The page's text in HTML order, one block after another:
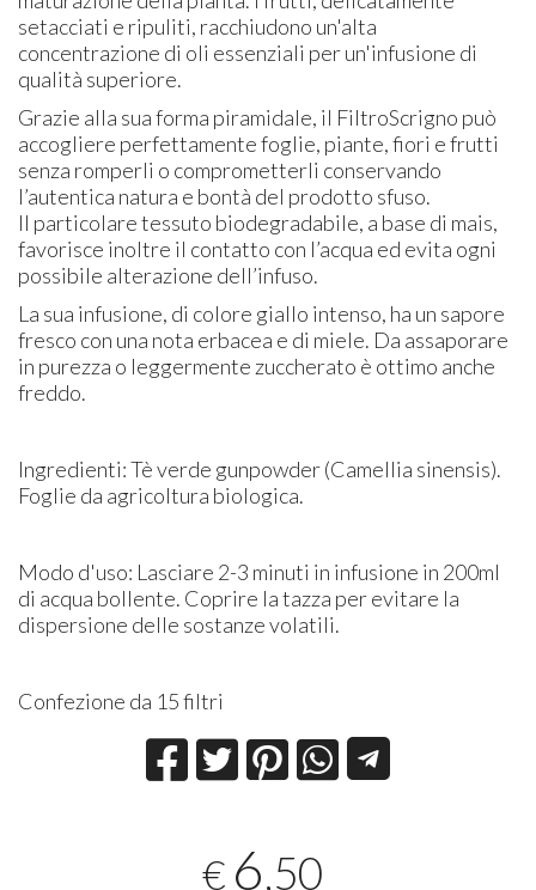
setacciati e ripuliti, racchiudono un'alta
concentrazione di oli essenziali per un'infusione di
qualità superiore.
Grazie alla sua forma piramidale, il FiltroScrigno può
accogliere perfettamente foglie, piante, fiori e frutti
senza romperli o comprometterli conservando
l’autentica natura e bontà del prodotto sfuso.
Il particolare tessuto biodegradabile, a base di mais,
favorisce inoltre il contatto con l’acqua ed evita ogni
possibile alterazione dell’infuso.
La sua infusione, di colore giallo intenso, ha un sapore
fresco con una nota erbacea e di miele. Da assaporare
in purezza o leggermente zuccherato è ottimo anche
freddo.
Ingredienti: Tè verde gunpowder (Camellia sinensis).
Foglie da agricoltura biologica.
Modo d'uso: Lasciare 2-3 minuti in infusione in 200ml
di acqua bollente. Coprire la tazza per evitare la
dispersione delle sostanze volatili.
Confezione da 15 filtri
€ 6,50